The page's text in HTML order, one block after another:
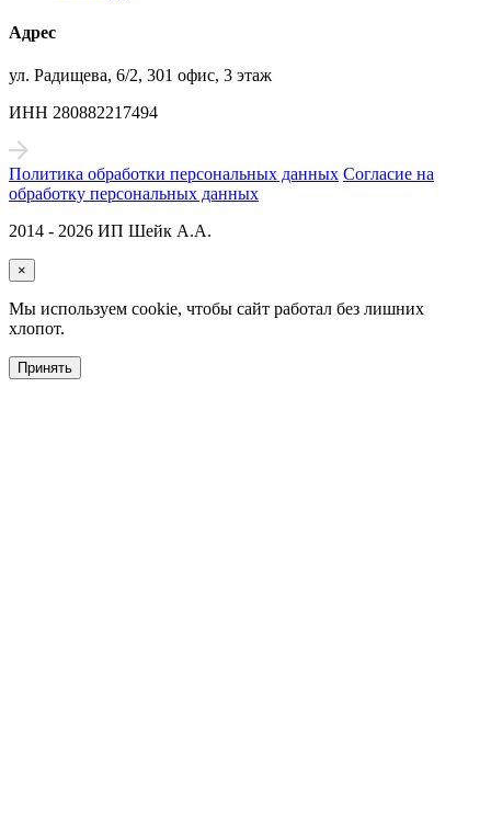
Адрес
ул. Радищева, 6/2, 301 офис, 3 этаж
ИНН 280882217494
Политика обработки персональных данных Согласие на
обработку персональных данных
2014 - 2026 ИП Шейк А.А.
×
Мы используем cookie, чтобы сайт работал без лишних
хлопот.
Принять